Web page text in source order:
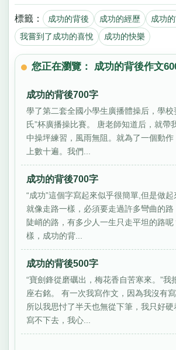
標籤： 成功的背後 成功的經歷
成功
我嘗到了成功的喜悅
成功的快樂
您正在瀏覽： 成功的背後作文
成功的背後700字
學了第二套全國小學生廣播體操后，學校
氏”杯廣播操比賽。 唐老師知道后，就帶
中操坪練習，風雨無阻。就為了一個動
上數十遍。我們...
成功的背後700字
“成功”這個字寫起來似乎很簡單,但是做
就像走路一樣，必須要走過許多彎曲的
陡峭的路，有多少人一生只走平坦的路
樣，成功的背...
成功的背後500字
“寶劍鋒從磨礪出，梅花香自苦寒來。”我
座右銘。 有一次我寫作文，因為我沒有
所以我思忖了半天也無從下筆，我只好
寫不下去，我心...